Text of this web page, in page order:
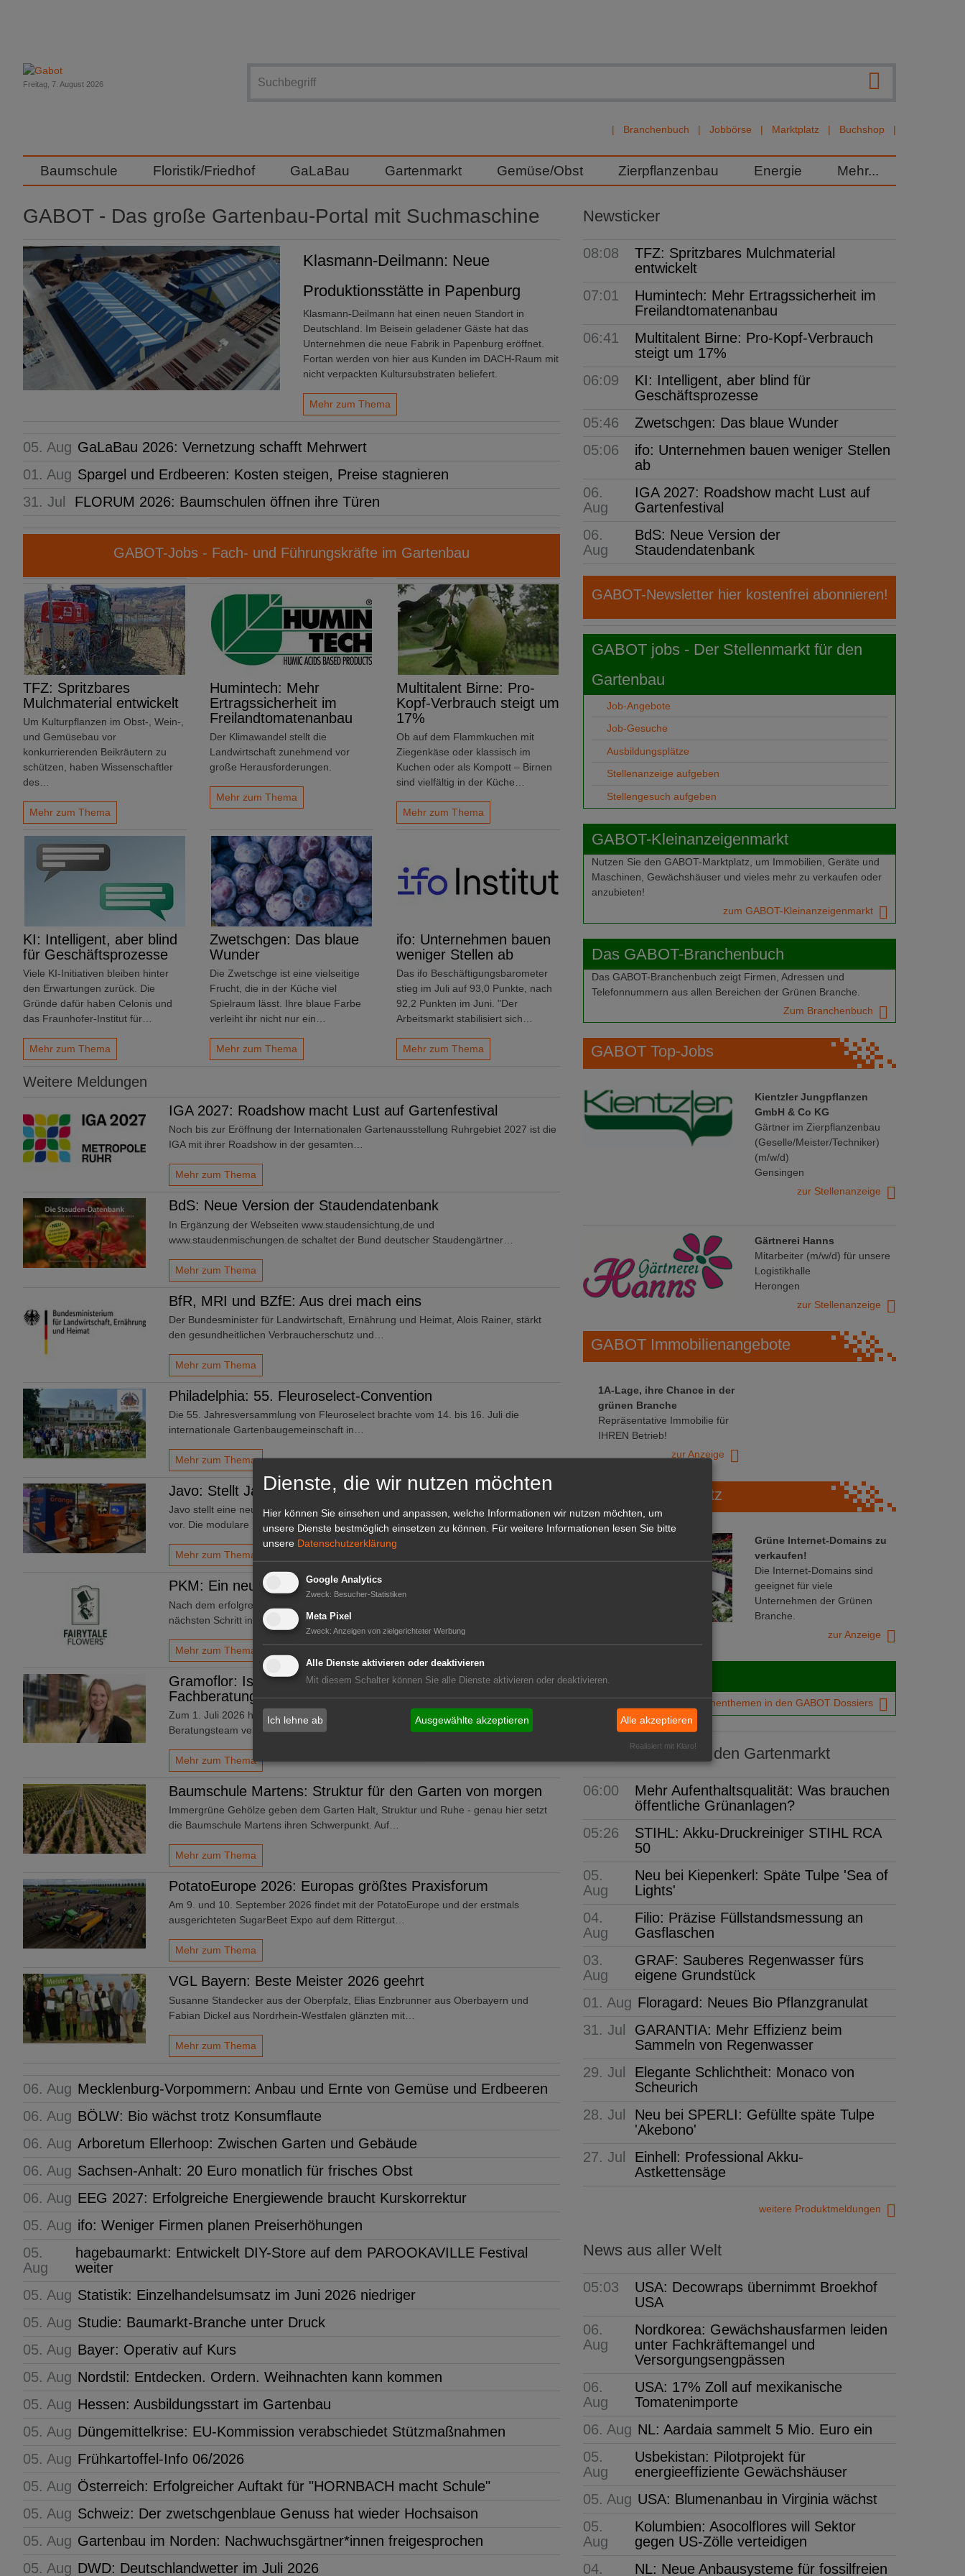
Branchenbuch Jobbörse Marktplatz Buchshop
Freitag, 7. August 2026
Baumschule Floristik/Friedhof GaLaBau Gartenmarkt Gemüse/Obst Zierpflanzenbau Energie Mehr...
GABOT - Das große Gartenbau-Portal mit Suchmaschine
Klasmann-Deilmann: Neue
Produktionsstätte in Papenburg
Klasmann-Deilmann hat einen neuen Standort in
Deutschland. Im Beisein geladener Gäste hat das
Unternehmen die neue Fabrik in Papenburg eröffnet.
Fortan werden von hier aus Kunden im DACH-Raum mit
nicht verpackten Kultursubstraten beliefert.
Mehr zum Thema
05. Aug GaLaBau 2026: Vernetzung schafft Mehrwert
01. Aug Spargel und Erdbeeren: Kosten steigen, Preise stagnieren
31. Jul
FLORUM 2026: Baumschulen öffnen ihre Türen
GABOT-Jobs - Fach- und Führungskräfte im Gartenbau
TFZ: Spritzbares
Mulchmaterial entwickelt
Um Kulturpflanzen im Obst-, Wein-,
und Gemüsebau vor
konkurrierenden Beikräutern zu
schützen, haben Wissenschaftler
des…
Mehr zum Thema
Humintech: Mehr
Ertragssicherheit im
Freilandtomatenanbau
Der Klimawandel stellt die
Landwirtschaft zunehmend vor
große Herausforderungen.
Mehr zum Thema
Multitalent Birne: Pro-
Kopf-Verbrauch steigt um
17%
Ob auf dem Flammkuchen mit
Ziegenkäse oder klassisch im
Kuchen oder als Kompott – Birnen
sind vielfältig in der Küche…
Mehr zum Thema
KI: Intelligent, aber blind
für Geschäftsprozesse
Viele KI-Initiativen bleiben hinter
den Erwartungen zurück. Die
Gründe dafür haben Celonis und
das Fraunhofer-Institut für…
Mehr zum Thema
Zwetschgen: Das blaue
Wunder
Die Zwetschge ist eine vielseitige
Frucht, die in der Küche viel
Spielraum lässt. Ihre blaue Farbe
verleiht ihr nicht nur ein…
Mehr zum Thema
ifo: Unternehmen bauen
weniger Stellen ab
Das ifo Beschäftigungsbarometer
stieg im Juli auf 93,0 Punkte, nach
92,2 Punkten im Juni. "Der
Arbeitsmarkt stabilisiert sich…
Mehr zum Thema
Weitere Meldungen
IGA 2027: Roadshow macht Lust auf Gartenfestival
Noch bis zur Eröffnung der Internationalen Gartenausstellung Ruhrgebiet 2027 ist die
IGA mit ihrer Roadshow in der gesamten…
Mehr zum Thema
BdS: Neue Version der Staudendatenbank
In Ergänzung der Webseiten www.staudensichtung,de und
www.staudenmischungen.de schaltet der Bund deutscher Staudengärtner…
Mehr zum Thema
BfR, MRI und BZfE: Aus drei mach eins
Der Bundesminister für Landwirtschaft, Ernährung und Heimat, Alois Rainer, stärkt
den gesundheitlichen Verbraucherschutz und…
Mehr zum Thema
Philadelphia: 55. Fleuroselect-Convention
Die 55. Jahresversammlung von Fleuroselect brachte vom 14. bis 16. Juli die
internationale Gartenbaugemeinschaft in…
Mehr zum Thema
Javo: Stellt Javo Orange vor
Javo stellt eine neue Generation von Topfmaschinen unter dem Namen Javo Orange
vor. Die modulare Maschinenlinie markiert den…
Mehr zum Thema
PKM: Ein neues Kapitel beginnt
Nach dem erfolgreichen Abschluss seines Masterstudiums macht Poul Madsen den
nächsten Schritt in seiner Entwicklung bei PKM.
Mehr zum Thema
Gramoflor: Isabell Brügger verstärkt Gartenbauliche
Fachberatung
Zum 1. Juli 2026 hat die Gramoflor GmbH & Co. KG ihr gartenbauliches
Beratungsteam verstärkt: Isabell Brügger unterstützt die…
Mehr zum Thema
Baumschule Martens: Struktur für den Garten von morgen
Immergrüne Gehölze geben dem Garten Halt, Struktur und Ruhe - genau hier setzt
die Baumschule Martens ihren Schwerpunkt. Auf…
Mehr zum Thema
PotatoEurope 2026: Europas größtes Praxisforum
Am 9. und 10. September 2026 findet mit der PotatoEurope und der erstmals
ausgerichteten SugarBeet Expo auf dem Rittergut…
Mehr zum Thema
VGL Bayern: Beste Meister 2026 geehrt
Susanne Standecker aus der Oberpfalz, Elias Enzbrunner aus Oberbayern und
Fabian Dickel aus Nordrhein-Westfalen glänzten mit…
Mehr zum Thema
06. Aug Mecklenburg-Vorpommern: Anbau und Ernte von Gemüse und Erdbeeren
06. Aug BÖLW: Bio wächst trotz Konsumflaute
06. Aug Arboretum Ellerhoop: Zwischen Garten und Gebäude
06. Aug Sachsen-Anhalt: 20 Euro monatlich für frisches Obst
06. Aug EEG 2027: Erfolgreiche Energiewende braucht Kurskorrektur
05. Aug ifo: Weniger Firmen planen Preiserhöhungen
05.
Aug
hagebaumarkt: Entwickelt DIY-Store auf dem PAROOKAVILLE Festival
weiter
05. Aug Statistik: Einzelhandelsumsatz im Juni 2026 niedriger
05. Aug Studie: Baumarkt-Branche unter Druck
05. Aug Bayer: Operativ auf Kurs
05. Aug Nordstil: Entdecken. Ordern. Weihnachten kann kommen
05. Aug Hessen: Ausbildungsstart im Gartenbau
05. Aug Düngemittelkrise: EU-Kommission verabschiedet Stützmaßnahmen
05. Aug Frühkartoffel-Info 06/2026
05. Aug Österreich: Erfolgreicher Auftakt für "HORNBACH macht Schule"
05. Aug Schweiz: Der zwetschgenblaue Genuss hat wieder Hochsaison
05. Aug Gartenbau im Norden: Nachwuchsgärtner*innen freigesprochen
05. Aug DWD: Deutschlandwetter im Juli 2026
Newsticker
08:08
TFZ: Spritzbares Mulchmaterial
entwickelt
07:01
Humintech: Mehr Ertragssicherheit im
Freilandtomatenanbau
06:41
Multitalent Birne: Pro-Kopf-Verbrauch
steigt um 17%
06:09
KI: Intelligent, aber blind für
Geschäftsprozesse
05:46
Zwetschgen: Das blaue Wunder
05:06
ifo: Unternehmen bauen weniger Stellen
ab
06.
Aug
IGA 2027: Roadshow macht Lust auf
Gartenfestival
06.
Aug
BdS: Neue Version der
Staudendatenbank
GABOT-Newsletter hier kostenfrei abonnieren!
GABOT jobs - Der Stellenmarkt für den
Gartenbau
Job-Angebote
Job-Gesuche
Ausbildungsplätze
Stellenanzeige aufgeben
Stellengesuch aufgeben
GABOT-Kleinanzeigenmarkt
Nutzen Sie den GABOT-Marktplatz, um Immobilien, Geräte und
Maschinen, Gewächshäuser und vieles mehr zu verkaufen oder
anzubieten!
zum GABOT-Kleinanzeigenmarkt
Das GABOT-Branchenbuch
Das GABOT-Branchenbuch zeigt Firmen, Adressen und
Telefonnummern aus allen Bereichen der Grünen Branche.
Zum Branchenbuch
GABOT Top-Jobs
Kientzler Jungpflanzen
GmbH & Co KG
Gärtner im Zierpflanzenbau
(Geselle/Meister/Techniker)
(m/w/d)
Gensingen
zur Stellenanzeige
Gärtnerei Hanns
Mitarbeiter (m/w/d) für unsere
Logistikhalle
Herongen
zur Stellenanzeige
GABOT Immobilienangebote
1A-Lage, ihre Chance in der
grünen Branche
Repräsentative Immobilie für
IHREN Betrieb!
zur Anzeige
GABOT Marktplatz
Grüne Internet-Domains zu
verkaufen!
Die Internet-Domains sind
geeignet für viele
Unternehmen der Grünen
Branche.
zur Anzeige
GABOT Dossiers
Die wichtigsten Branchenthemen in den GABOT Dossiers
Neue Produkte für den Gartenmarkt
06:00
Mehr Aufenthaltsqualität: Was brauchen
öffentliche Grünanlagen?
05:26
STIHL: Akku-Druckreiniger STIHL RCA
50
05.
Aug
Neu bei Kiepenkerl: Späte Tulpe 'Sea of
Lights'
04.
Aug
Filio: Präzise Füllstandsmessung an
Gasflaschen
03.
Aug
GRAF: Sauberes Regenwasser fürs
eigene Grundstück
01. Aug Floragard: Neues Bio Pflanzgranulat
31. Jul
GARANTIA: Mehr Effizienz beim
Sammeln von Regenwasser
29. Jul
Elegante Schlichtheit: Monaco von
Scheurich
28. Jul
Neu bei SPERLI: Gefüllte späte Tulpe
'Akebono'
27. Jul
Einhell: Professional Akku-
Astkettensäge
weitere Produktmeldungen
News aus aller Welt
05:03
USA: Decowraps übernimmt Broekhof
USA
06.
Aug
Nordkorea: Gewächshausfarmen leiden
unter Fachkräftemangel und
Versorgungsengpässen
06.
Aug
USA: 17% Zoll auf mexikanische
Tomatenimporte
06. Aug NL: Aardaia sammelt 5 Mio. Euro ein
05.
Aug
Usbekistan: Pilotprojekt für
energieeffiziente Gewächshäuser
05. Aug USA: Blumenanbau in Virginia wächst
05.
Aug
Kolumbien: Asocolflores will Sektor
gegen US-Zölle verteidigen
04.
NL: Neue Anbausysteme für fossilfreien
Dienste, die wir nutzen möchten
Hier können Sie einsehen und anpassen, welche Informationen wir nutzen möchten, um
unsere Dienste bestmöglich einsetzen zu können.
Für weitere Informationen lesen Sie bitte
unsere Datenschutzerklärung
Google Analytics
Zweck: Besucher-Statistiken
Meta Pixel
Zweck: Anzeigen von zielgerichteter Werbung
Alle Dienste aktivieren oder deaktivieren
Mit diesem Schalter können Sie alle Dienste aktivieren oder deaktivieren.
Ich lehne ab Ausgewählte akzeptieren Alle akzeptieren
Realisiert mit Klaro!